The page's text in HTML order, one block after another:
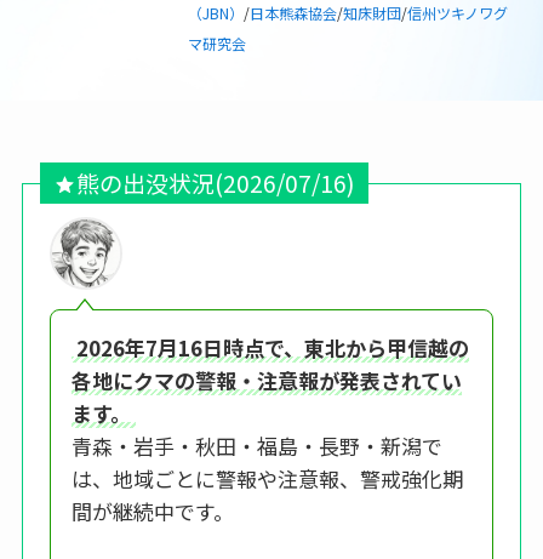
（JBN） /日本熊森協会/知床財団/信州ツキノワグ
マ研究会
熊の出没状況(2026/07/16)
2026年7月16日時点で、東北から甲信越の
各地にクマの警報・注意報が発表されてい
ます。
青森・岩手・秋田・福島・長野・新潟で
は、地域ごとに警報や注意報、警戒強化期
間が継続中です。